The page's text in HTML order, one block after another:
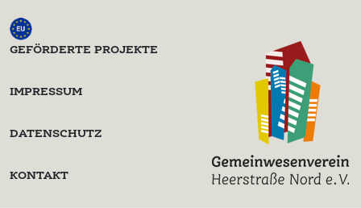
GEFÖRDERTE PROJEKTE
IMPRESSUM
DATENSCHUTZ
KONTAKT